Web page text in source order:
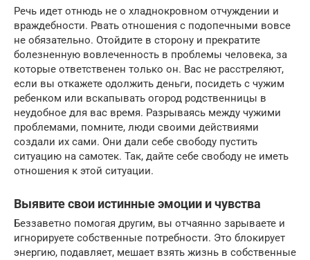
Речь идет отнюдь не о хладнокровном отчуждении и
враждебности. Рвать отношения с подопечными вовсе
не обязательно. Отойдите в сторону и прекратите
болезненную вовлеченность в проблемы человека, за
которые ответственен только он. Вас не расстреляют,
если вы откажете одолжить деньги, посидеть с чужим
ребенком или вскапывать огород родственницы в
неудобное для вас время. Разрываясь между чужими
проблемами, помните, люди своими действиями
создали их сами. Они дали себе свободу пустить
ситуацию на самотек. Так, дайте себе свободу не иметь
отношения к этой ситуации.
Выявите свои истинные эмоции и чувства
Беззаветно помогая другим, вы отчаянно зарываете и
игнорируете собственные потребности. Это блокирует
энергию, подавляет, мешает взять жизнь в собственные